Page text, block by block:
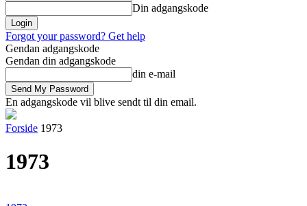
Din adgangskode
Forgot your password? Get help
Gendan adgangskode
Gendan din adgangskode
din e-mail
En adgangskode vil blive sendt til din email.
Forside 1973
1973